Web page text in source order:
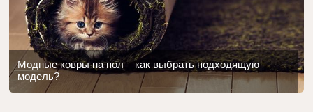
Модные ковры на пол – как выбрать подходящую
модель?